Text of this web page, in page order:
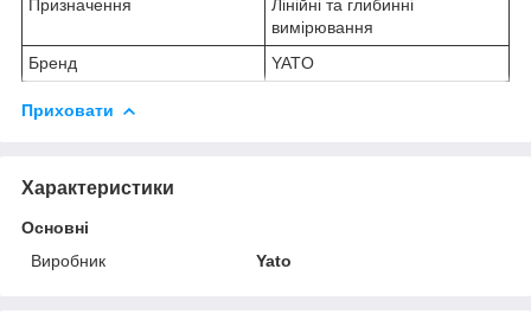
Призначення
Лінійні та глибинні
вимірювання
Бренд
YATO
Приховати
Характеристики
Основні
Виробник
Yato